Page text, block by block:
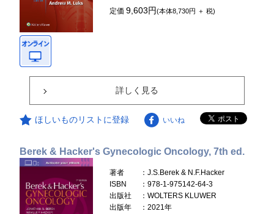
定価9,603円(本体8,730円 ＋ 税)
詳しく見る
ほしいものリストに登録 いいね
Berek & Hacker's Gynecologic Oncology, 7th ed.
著者
：J.S.Berek & N.F.Hacker
ISBN
：978-1-975142-64-3
出版社
：WOLTERS KLUWER
出版年
：2021年